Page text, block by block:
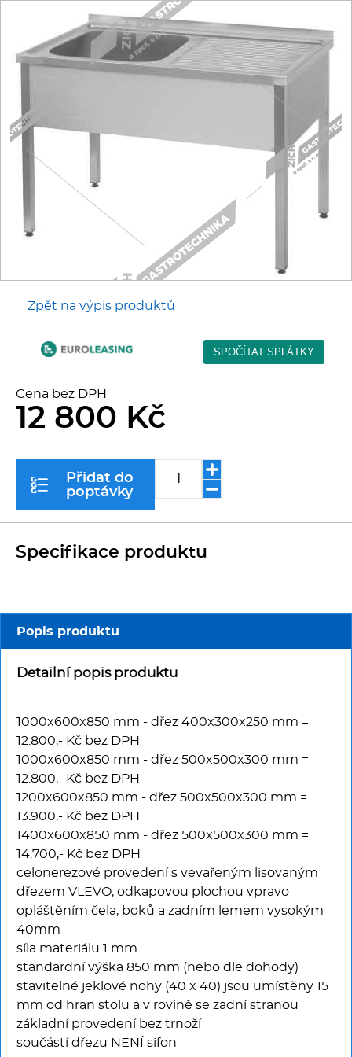
Fritézy
Pánve
PIZZA technologie
Grilovací desky - Grily
Prostředky-Změkčovače
Chlazení
Řeznické stroje
Sporáky
Vařiče a výrobníky těstovin
Vodní lázně
Nerez
Ostatní
BAZAR
Zpět na výpis produktů
Cena bez DPH
12 800 Kč
Přidat do
poptávky
Specifikace produktu
Popis produktu
Detailní popis produktu
1000x600x850 mm - dřez 400x300x250 mm =
12.800,- Kč bez DPH
1000x600x850 mm - dřez 500x500x300 mm =
12.800,- Kč bez DPH
1200x600x850 mm - dřez 500x500x300 mm =
13.900,- Kč bez DPH
1400x600x850 mm - dřez 500x500x300 mm =
14.700,- Kč bez DPH
celonerezové provedení s vevařeným lisovaným
dřezem VLEVO, odkapovou plochou vpravo
opláštěním čela, boků a zadním lemem vysokým
40mm
síla materiálu 1 mm
standardní výška 850 mm (nebo dle dohody)
stavitelné jeklové nohy (40 x 40) jsou umístěny 15
mm od hran stolu a v rovině se zadní stranou
základní provedení bez trnoží
součástí dřezu NENÍ sifon